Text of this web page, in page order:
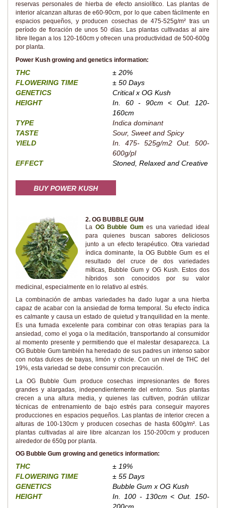
reservas personales de hierba de efecto ansiolítico. Las plantas de
interior alcanzan alturas de e60-90cm, por lo que caben fácilmente en
espacios pequeños, y producen cosechas de 475-525g/m² tras un
período de floración de unos 50 días. Las plantas cultivadas al aire
libre llegan a los 120-160cm y ofrecen una productividad de 500-600g
por planta.
Power Kush growing and genetics information:
THC
± 20%
FLOWERING TIME
± 50 Days
GENETICS
Critical x OG Kush
HEIGHT
In. 60 - 90cm < Out. 120-
160cm
TYPE
Indica dominant
TASTE
Sour, Sweet and Spicy
YIELD
In. 475- 525g/m2 Out. 500-
600g/pl
EFFECT
Stoned, Relaxed and Creative
BUY POWER KUSH
2. OG BUBBLE GUM
La OG Bubble Gum es una variedad ideal
para quienes buscan sabores deliciosos
junto a un efecto terapéutico. Otra variedad
índica dominante, la OG Bubble Gum es el
resultado del cruce de dos variedades
míticas, Bubble Gum y OG Kush. Estos dos
híbridos son conocidos por su valor
medicinal, especialmente en lo relativo al estrés.
La combinación de ambas variedades ha dado lugar a una hierba
capaz de acabar con la ansiedad de forma temporal. Su efecto índica
es calmante y causa un estado de quietud y tranquilidad en la mente.
Es una fumada excelente para combinar con otras terapias para la
ansiedad, como el yoga o la meditación, transportando al consumidor
al momento presente y permitiendo que el malestar desaparezca. La
OG Bubble Gum también ha heredado de sus padres un intenso sabor
con notas dulces de bayas, limón y chicle. Con un nivel de THC del
19%, esta variedad se debe consumir con precaución.
La OG Bubble Gum produce cosechas impresionantes de flores
grandes y alargadas, independientemente del entorno. Sus plantas
crecen a una altura media, y quienes las cultiven, podrán utilizar
técnicas de entrenamiento de bajo estrés para conseguir mayores
producciones en espacios pequeños. Las plantas de interior crecen a
alturas de 100-130cm y producen cosechas de hasta 600g/m². Las
plantas cultivadas al aire libre alcanzan los 150-200cm y producen
alrededor de 650g por planta.
OG Bubble Gum growing and genetics information:
THC
± 19%
FLOWERING TIME
± 55 Days
GENETICS
Bubble Gum x OG Kush
HEIGHT
In. 100 - 130cm < Out. 150-